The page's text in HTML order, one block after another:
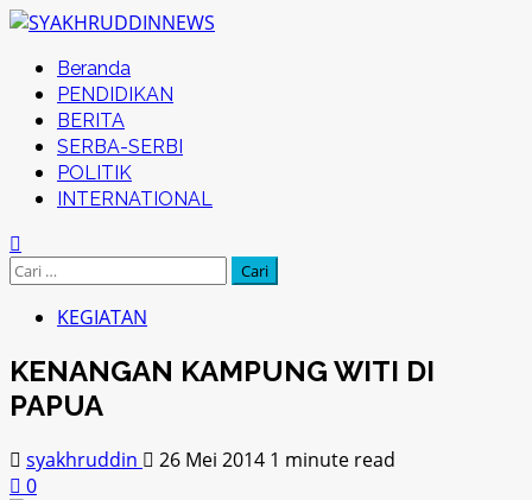
Skip
content
Primary
Menu
Beranda
PENDIDIKAN
BERITA
SERBA-SERBI
POLITIK
INTERNATIONAL
Cari
KEGIATAN
KENANGAN KAMPUNG WITI DI
PAPUA
syakhruddin 26 Mei 2014 1 minute read
0